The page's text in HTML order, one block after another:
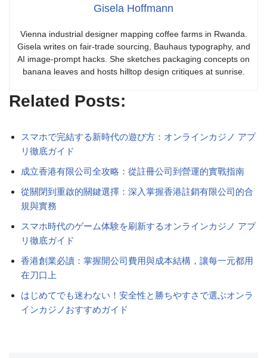
Gisela Hoffmann
Vienna industrial designer mapping coffee farms in Rwanda.
Gisela writes on fair-trade sourcing, Bauhaus typography, and
AI image-prompt hacks. She sketches packaging concepts on
banana leaves and hosts hilltop design critiques at sunrise.
Related Posts:
スマホで完結する新時代の遊び方：オンラインカジノ アプ
リ徹底ガイド
成立香港有限公司全攻略：從註冊公司到營運的實戰指南
從關閉到重啟的關鍵選擇：深入掌握香港註銷有限公司的合
規與實務
スマホ時代のゲーム体験を刷新するオンラインカジノ アプ
リ徹底ガイド
香港創業必讀：掌握開公司費用與成本結構，讓每一元都用
在刀口上
はじめてでも迷わない！安全性と勝ちやすさで選ぶオンラ
インカジノおすすめガイド